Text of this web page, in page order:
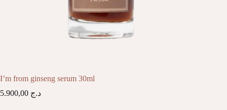
I’m from ginseng serum 30ml
د.ج